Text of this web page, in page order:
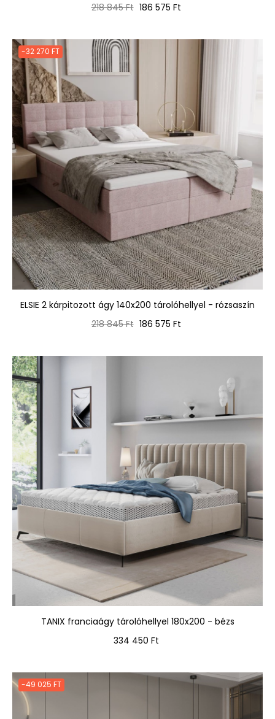
Normál
218 845 Ft Ár
186 575 Ft
-32 270 FT
ELSIE 2 kárpitozott ágy 140x200 tárolóhellyel - rózsaszín
Normál
218 845 Ft Ár
186 575 Ft
TANIX franciaágy tárolóhellyel 180x200 - bézs
Ár
334 450 Ft
-49 025 FT